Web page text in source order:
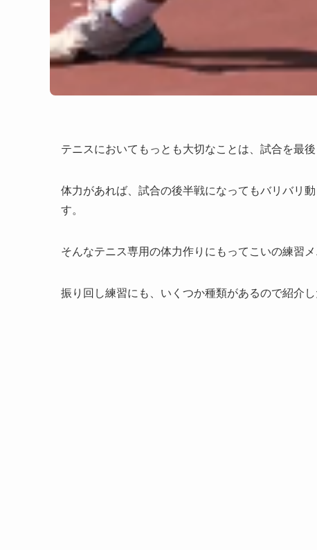
テニスにおいてもっとも大切なことは、試合を最
体力があれば、試合の後半戦になってもバリバリ
す。
そんなテニス専用の体力作りにもってこいの練習メ
振り回し練習にも、いくつか種類があるので紹介し